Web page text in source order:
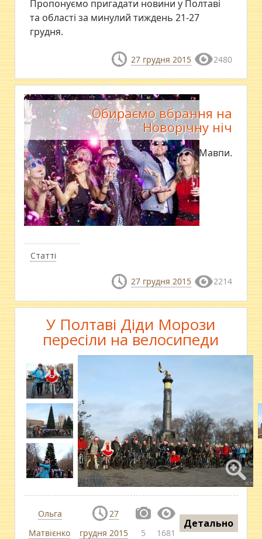
Пропонуємо пригадати новини у Полтаві
та області за минулий тиждень 21-27
грудня.
27 грудня 2015 2480
Статті
Обираємо вбрання на
Новорічну ніч
У чому зустріти рік Мавпи.
27 грудня 2015 2214
У Полтаві Діди Морози
пересіли на велосипеди
Ольга
Матвієнко
27
грудня 2015
5 1681
Детально